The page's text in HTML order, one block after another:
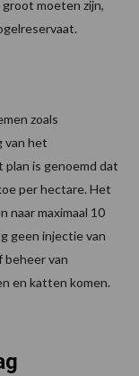
moeten zijn,
zoals
van het
is genoemd dat
per hectare. Het
naar maximaal 10
geen injectie van
beheer van
en katten komen.